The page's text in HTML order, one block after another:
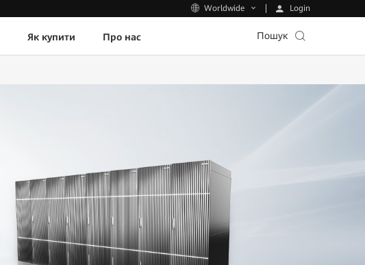
Worldwide Login
Як купити Про нас Пошук